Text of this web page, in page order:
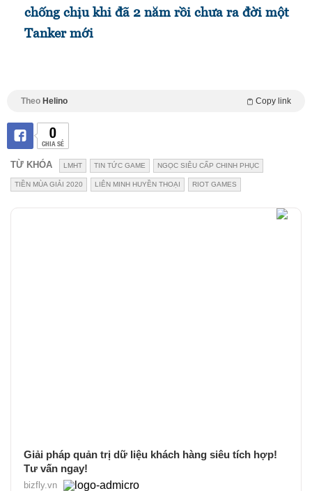
chống chịu khi đã 2 năm rồi chưa ra đời một
Tanker mới
Theo Helino Copy link
0
CHIA SẺ
TỪ KHÓA LMHT TIN TỨC GAME NGỌC SIÊU CẤP CHINH PHỤC
TIỀN MÙA GIẢI 2020 LIÊN MINH HUYỀN THOẠI RIOT GAMES
Giải pháp quản trị dữ liệu khách hàng siêu tích hợp!
Tư vấn ngay!
bizfly.vn